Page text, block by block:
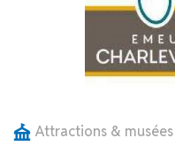
Attractions & musées